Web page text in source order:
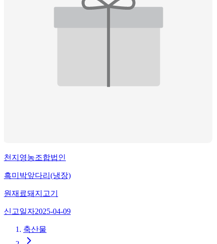
천지영농조합법인
흑미박앞다리(냉장)
원재료돼지고기
신고일자2025-04-09
축산물